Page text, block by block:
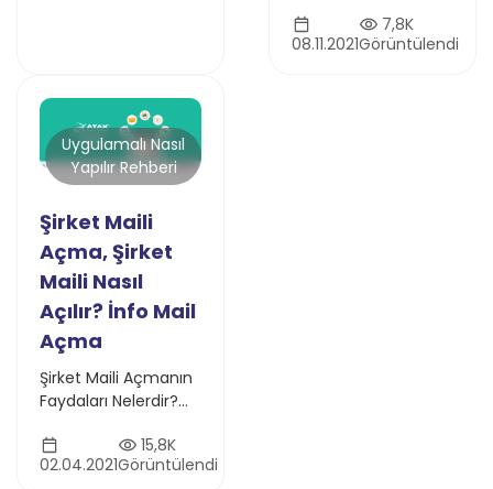
Online mağazanızı
rakiplerinizden öne
08.11.2021
7,8K
Görüntülendi
Uygulamalı Nasıl
Yapılır Rehberi
Şirket Maili
Açma, Şirket
Maili Nasıl
Açılır? İnfo Mail
Açma
Şirket Maili Açmanın
Faydaları Nelerdir?
Mal Olur?
02.04.2021
15,8K
Görüntülendi